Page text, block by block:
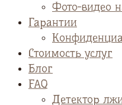
Фото-видео
Гарантии
Стоимость услуг
Блог
FAQ
Детектор